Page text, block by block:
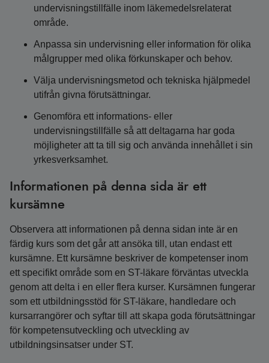
undervisningstillfälle inom läkemedelsrelaterat
område.
Anpassa sin undervisning eller information för olika
målgrupper med olika förkunskaper och behov.
Välja undervisningsmetod och tekniska hjälpmedel
utifrån givna förutsättningar.
Genomföra ett informations- eller
undervisningstillfälle så att deltagarna har goda
möjligheter att ta till sig och använda innehållet i sin
yrkesverksamhet.
Informationen på denna sida är ett
kursämne
Observera att informationen på denna sidan inte är en
färdig kurs som det går att ansöka till, utan endast ett
kursämne. Ett kursämne beskriver de kompetenser inom
ett specifikt område som en ST-läkare förväntas utveckla
genom att delta i en eller flera kurser. Kursämnen fungerar
som ett utbildningsstöd för ST-läkare, handledare och
kursarrangörer och syftar till att skapa goda förutsättningar
för kompetensutveckling och utveckling av
utbildningsinsatser under ST.